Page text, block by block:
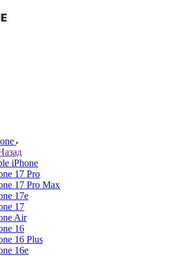
iPhone
17 Pro
17 Pro Max
17e
17
Air
16
16 Plus
16e